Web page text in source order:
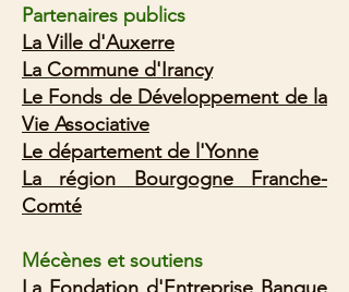
Partenaires publics
La Ville d'Auxerre
La Commune d'Irancy
Le Fonds de Développement de la
Vie Associative
Le département de l'Yonne
La région Bourgogne Franche-
Comté
Mécènes et soutiens